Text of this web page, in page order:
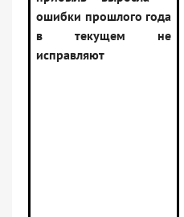
ошибки прошлого года
в текущем не
исправляют